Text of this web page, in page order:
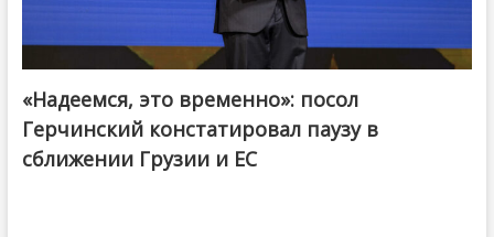
«Надеемся, это временно»: посол
Герчинский констатировал паузу в
сближении Грузии и ЕС